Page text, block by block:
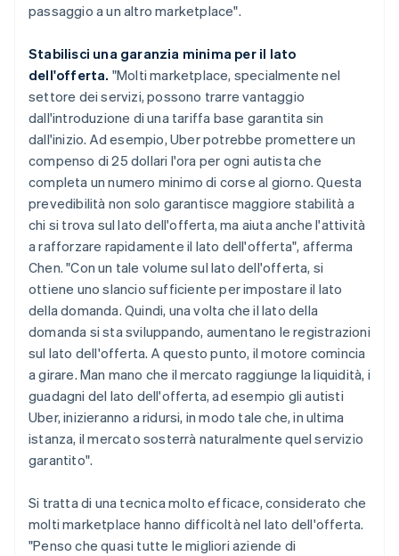
passaggio a un altro marketplace".
Stabilisci una garanzia minima per il lato
dell'offerta. "Molti marketplace, specialmente nel
settore dei servizi, possono trarre vantaggio
dall'introduzione di una tariffa base garantita sin
dall'inizio. Ad esempio, Uber potrebbe promettere un
compenso di 25 dollari l'ora per ogni autista che
completa un numero minimo di corse al giorno. Questa
prevedibilità non solo garantisce maggiore stabilità a
chi si trova sul lato dell'offerta, ma aiuta anche l'attività
a rafforzare rapidamente il lato dell'offerta", afferma
Chen. "Con un tale volume sul lato dell'offerta, si
ottiene uno slancio sufficiente per impostare il lato
della domanda. Quindi, una volta che il lato della
domanda si sta sviluppando, aumentano le registrazioni
sul lato dell'offerta. A questo punto, il motore comincia
a girare. Man mano che il mercato raggiunge la liquidità, i
guadagni del lato dell'offerta, ad esempio gli autisti
Uber, inizieranno a ridursi, in modo tale che, in ultima
istanza, il mercato sosterrà naturalmente quel servizio
garantito".
Si tratta di una tecnica molto efficace, considerato che
molti marketplace hanno difficoltà nel lato dell'offerta.
"Penso che quasi tutte le migliori aziende di